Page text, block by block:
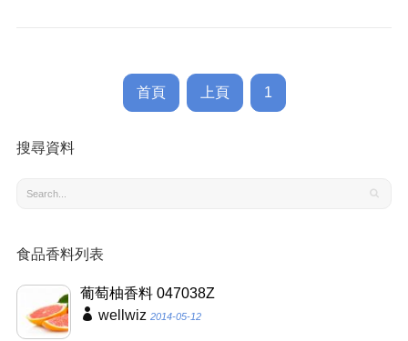
首頁 上頁 1
搜尋資料
食品香料列表
葡萄柚香料 047038Z
wellwiz 2014-05-12